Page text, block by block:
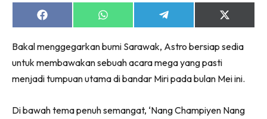
Share
on
Share
on
Share
on
Share
on
(Twitter)
Bakal menggegarkan bumi Sarawak, Astro bersiap sedia
untuk membawakan sebuah acara mega yang pasti
menjadi tumpuan utama di bandar Miri pada bulan Mei ini.
Di bawah tema penuh semangat, ‘Nang Champiyen Nang